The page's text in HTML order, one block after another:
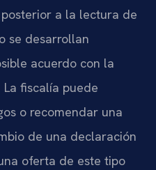
a la lectura de
se desarrollan
acuerdo con la
La fiscalía puede
o recomendar una
de una declaración
oferta de este tipo